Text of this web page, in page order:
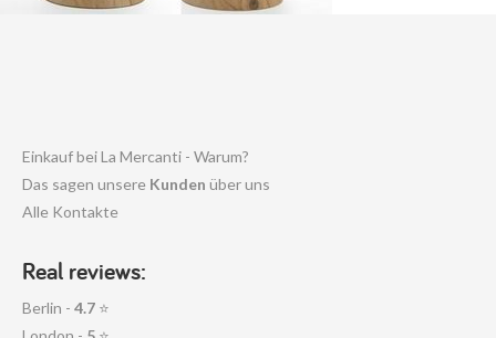
Einkauf bei La Mercanti - Warum?
Das sagen unsere Kunden über uns
Alle Kontakte
Real reviews:
Berlin - 4.7 ⭐